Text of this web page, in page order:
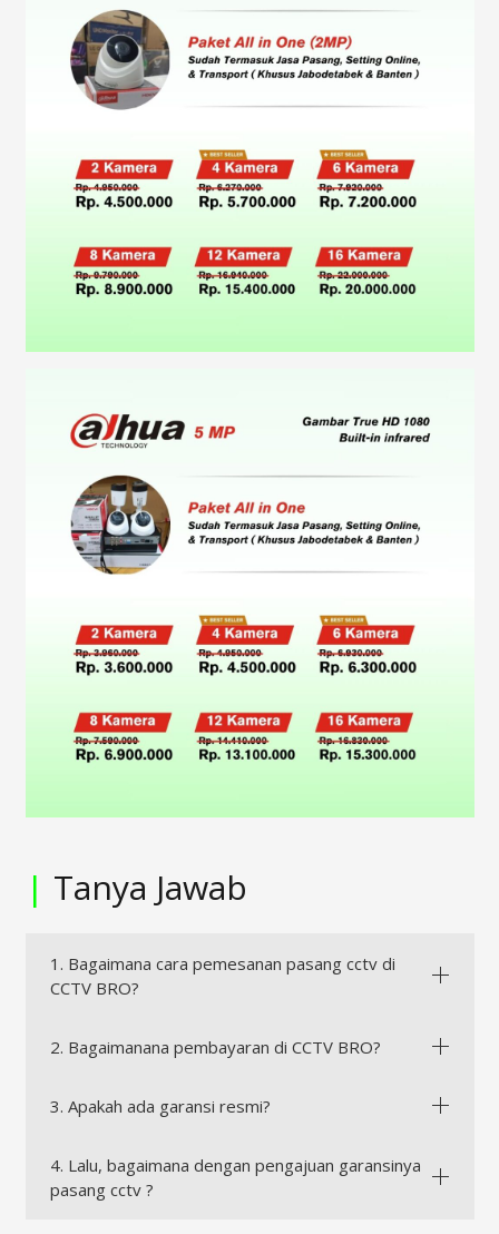
| Tanya Jawab
1. Bagaimana cara pemesanan pasang cctv di
CCTV BRO?
2. Bagaimanana pembayaran di CCTV BRO?
3. Apakah ada garansi resmi?
4. Lalu, bagaimana dengan pengajuan garansinya
pasang cctv ?